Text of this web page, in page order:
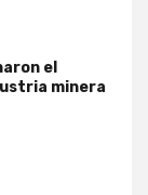
el
minera